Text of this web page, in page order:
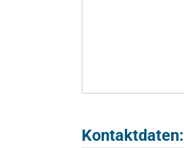
Kontaktdaten: